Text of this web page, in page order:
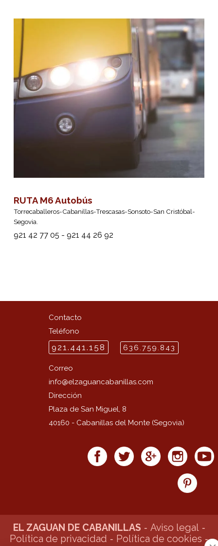
RUTA M6 Autobús
Torrecaballeros-Cabanillas-Trescasas-Sonsoto-San Cristóbal-
Segovia.
921 42 77 05 - 921 44 26 92
Contacto
Teléfono
921.441.158 636.759.843
Correo
info@elzaguancabanillas.com
Dirección
Plaza de San Miguel, 8
40160 - Cabanillas del Monte (Segovia)
EL ZAGUAN DE CABANILLAS - Aviso legal-
Política de privacidad - Política de cookies -